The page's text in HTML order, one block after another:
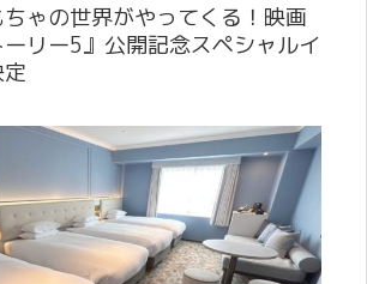
ちゃの世界がやってくる！映画
ーリー5』公開記念スペシャルイ